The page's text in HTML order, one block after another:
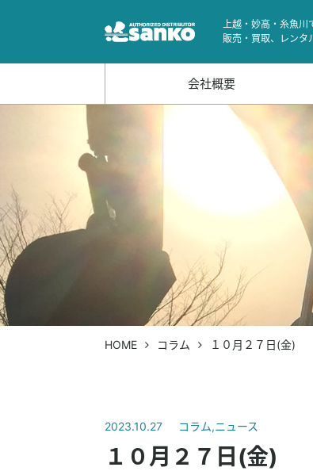
上越・妙高・糸魚川
販売・買取、レンタ
会社概要
HOME コラム １０月２７日(金)
2023.10.27 コラム,ニュース
１０月２７日(金)